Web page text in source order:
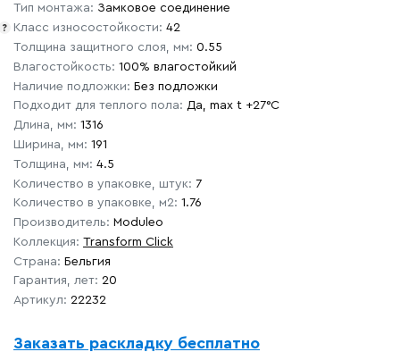
Тип монтажа: Замковое соединение
? Класс износостойкости: 42
Толщина защитного слоя, мм: 0.55
Влагостойкость: 100% влагостойкий
Наличие подложки: Без подложки
Подходит для теплого пола: Да, max t +27°C
Длина, мм: 1316
Ширина, мм: 191
Толщина, мм: 4.5
Количество в упаковке, штук: 7
Количество в упаковке, м2: 1.76
Производитель: Moduleo
Коллекция: Transform Click
Страна: Бельгия
Гарантия, лет: 20
Артикул: 22232
Заказать раскладку бесплатно